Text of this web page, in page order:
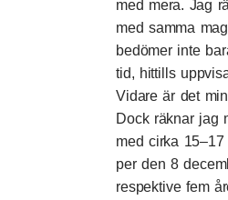
med mera. Jag
med samma
bedömer inte
tid, hittills
Vidare är det
Dock räknar jag
med cirka
per den 8
respektive fem